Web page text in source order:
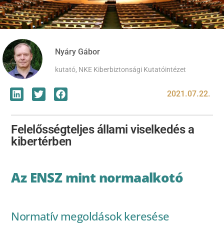
Nyáry Gábor
kutató, NKE Kiberbiztonsági Kutatóintézet
2021.07.22.
Felelősségteljes állami viselkedés a
kibertérben
Az ENSZ mint normaalkotó
Normatív megoldások keresése